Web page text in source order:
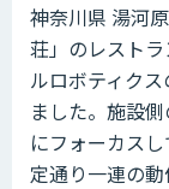
神奈川県 湯河
荘」のレスト
ルロボティク
ました。施設
にフォーカス
定通り一連の動